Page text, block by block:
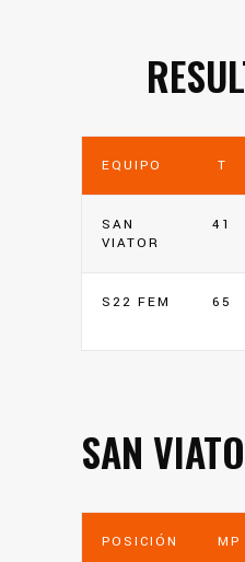
EQUIPO T
SAN
VIATOR
41
S22 FEM 65
SAN
POSICIÓN MP